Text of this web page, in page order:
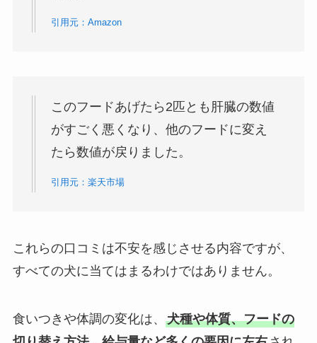
引用元：Amazon
このフードあげたら2匹とも肝臓の数値
がすごく悪くなり、他のフードに変え
たら数値が戻りました。
引用元：楽天市場
これらの口コミは不安を感じさせる内容ですが、
すべての犬に当てはまるわけではありません。
食いつきや体調の変化は、 犬種や体質、フードの